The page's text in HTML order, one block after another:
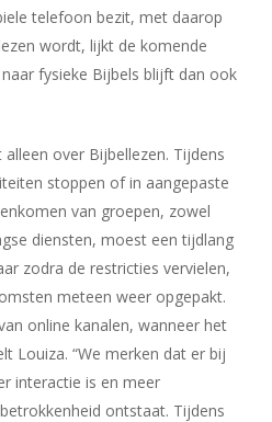
telefoon bezit, met daarop
wordt, lijkt de komende
fysieke Bijbels blijft dan ook
over Bijbellezen. Tijdens
stoppen of in aangepaste
van groepen, zowel
diensten, moest een tijdlang
zodra de restricties vervielen,
meteen weer opgepakt.
online kanalen, wanneer het
Louiza. “We merken dat er bij
interactie is en meer
ontstaat. Tijdens